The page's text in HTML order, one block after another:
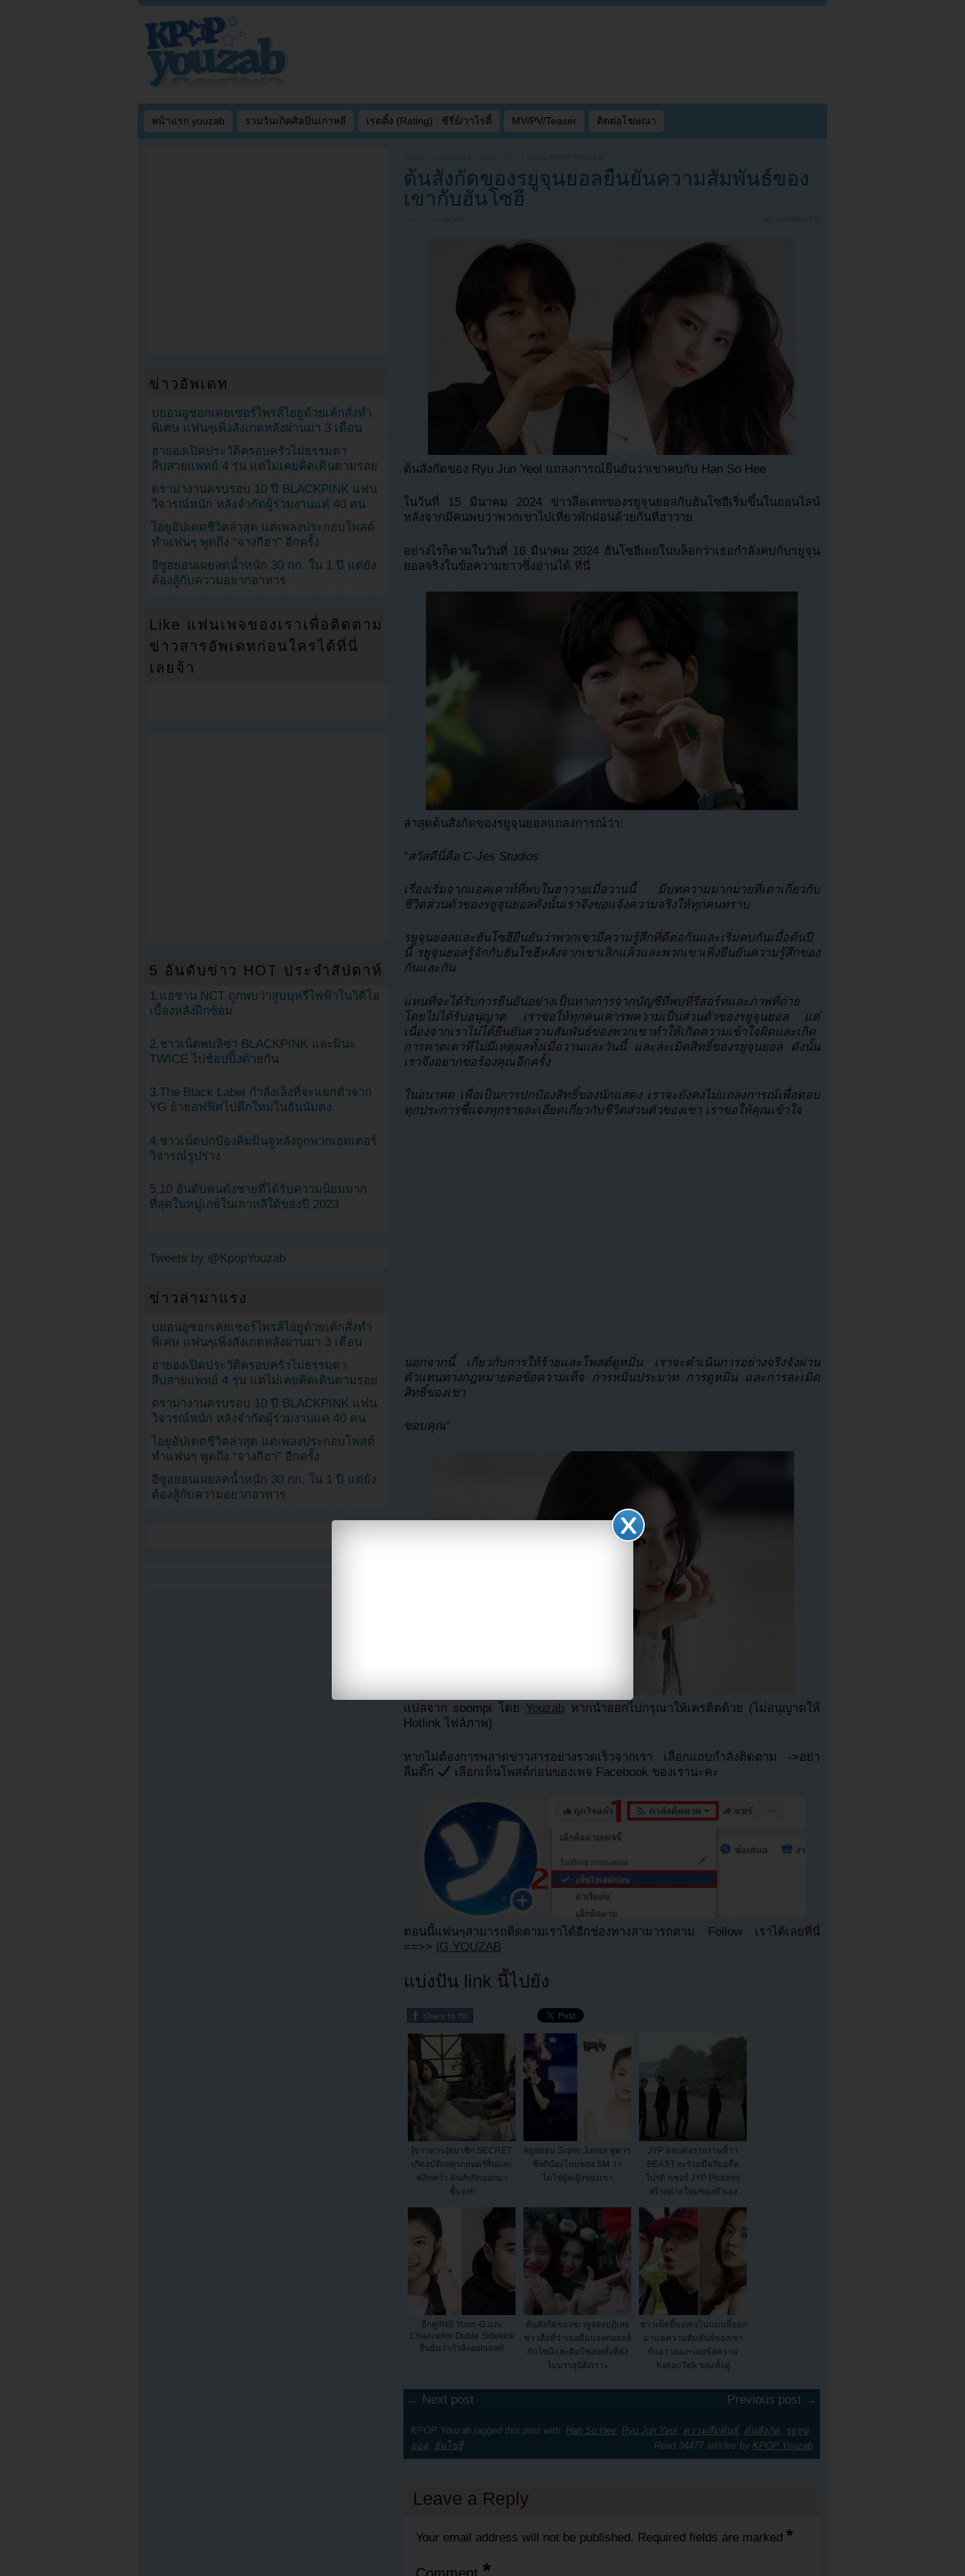
หน้าแรก youzab รวมวันเกิดศิลปินเกาหลี เรตติ้ง (Rating) : ซีรี่ย์/วาไรตี้ MV/PV/Teaser ติดต่อโฆษณา
KPOP YOUZAB
ต้นสังกัดของรยูจุนยอลยืนยันความสัมพันธ์ของ
เขากับฮันโซฮี
NEWS NO COMMENTS
ต้นสังกัดของ Ryu Jun Yeol แถลงการณ์ยืนยันว่าเขาคบกับ Han So Hee
ในวันที่ 15 มีนาคม 2024 ข่าวลือเดทของรยูจุนยอลกับฮันโซฮีเริ่มขึ้นในออนไลน์
หลังจากมีคนพบว่าพวกเขาไปเที่ยวพักผ่อนด้วยกันที่ฮาวาย
อย่างไรก็ตามในวันที่ 16 มีนาคม 2024 ฮันโซฮีเผยในบล็อกว่าเธอกำลังคบกับรยูจุน
ยอลจริงในข้อความยาวซึ่งอ่านได้ ที่นี่
ล่าสุดต้นสังกัดของรยูจุนยอลแถลงการณ์ว่า:
“สวัสดีนี่คือ C-Jes Studios
เรื่องเริ่มจากแอคเคาท์ที่พบในฮาวายเมื่อวานนี้ มีบทความมากมายที่เดาเกี่ยวกับ
ชีวิตส่วนตัวของรยูจุนยอลดังนั้นเราจึงขอแจ้งความจริงให้ทุกคนทราบ
รยูจุนยอลและฮันโซฮียืนยันว่าพวกเขามีความรู้สึกที่ดีต่อกันและเริ่มคบกันเมื่อต้นปี
นี้ รยูจุนยอลรู้จักกับฮันโซฮีหลังจากเขาเลิกแล้วและพวกเขาเพิ่งยืนยันความรู้สึกของ
กันและกัน
แทนที่จะได้รับการยืนยันอย่างเป็นทางการจากบัญชีที่พบที่รีสอร์ทและภาพที่ถ่าย
โดยไม่ได้รับอนุญาต เราขอให้ทุกคนเคารพความเป็นส่วนตัวของรยูจุนยอล แต่
เนื่องจากเราไม่ได้ยืนยันความสัมพันธ์ของพวกเขาทำให้เกิดความเข้าใจผิดและเกิด
การคาดเดาที่ไม่มีเหตุผลทั้งเมื่อวานและวันนี้ และละเมิดสิทธิ์ของรยูจุนยอล ดังนั้น
เราจึงอยากขอร้องคุณอีกครั้ง
ในอนาคต เพื่อเป็นการปกป้องสิทธิ์ของนักแสดง เราจะยังคงไม่แถลงการณ์เพื่อตอบ
ทุกประการชี้แจงทุกรายละเอียดเกี่ยวกับชีวิตส่วนตัวของเขา เราขอให้คุณเข้าใจ
นอกจากนี้ เกี่ยวกับการให้ร้ายและโพสต์ดูหมิ่น เราจะดำเนินการอย่างจริงจังผ่าน
ตัวแทนทางกฎหมายต่อข้อความเท็จ การหมิ่นประมาท การดูหมิ่น และการละเมิด
สิทธิ์ของเขา
ขอบคุณ”
แปลจาก soompi โดย Youzab หากนำออกไปกรุณาให้เครดิตด้วย (ไม่อนุญาตให้
Hotlink ไฟล์ภาพ)
หากไม่ต้องการพลาดข่าวสารอย่างรวดเร็วจากเรา เลือกแถบกำลังติดตาม ->อย่า
ลืมติ๊ก
เลือกเห็นโพสต์ก่อนของเพจ Facebook ของเรานะคะ
ตอนนี้แฟนๆสามารถติดตามเราได้อีกช่องทางสามารถตาม Follow เราได้เลยที่นี่
==>> IG YOUZAB
แบ่งปัน link นี้ไปยัง
[ข่าวด่วน]สมาชิก SECRET
เกิดอุบัติเหตุรถยนตร์ลื่นและ
พลิกคว่ำ ต้นสังกัดออกมา
ชี้แจง!!
คยูฮยอน Super Junior พูดว่า
ซึลกิน้องใหม่ของ SM ว่า
ไม่ใช่ผู้หญิงของเขา
JYP ตอบต่อรายงานที่ว่า
BEAST จะร่วมมือกับอดีต
โปรดิวเซอร์ JYP Pictures
สร้างค่ายใหม่ของตัวเอง
อีกคู่!!NS Yoon-G และ
Chancellor Duble Sidekick
ยืนยันว่ากำลังออกเดท!!
ต้นสังกัดของชเวยูจองปฏิเสธ
ข่าวลือที่ว่าเธอดื่มแอลกอฮอล์
กับโซมีและคิมโซฮเยทั้งที่ยัง
ไม่บรรลุนิติภาวะ
ชาวเน็ตยี้แอลเจไม่แมนที่ออก
มาแฉความสัมพันธ์ของเขา
กับฮวายอง+เผยข้อความ
KakaoTalk ของทั้งคู่
← Next post Previous post →
KPOP Youzab tagged this post with: Han So Hee Ryu Jun Yeol ความสัมพันธ์, ต้นสังกัด
รยูจุน
ยอล
ฮันโซฮี Read 34477 articles by KPOP Youzab
Leave a Reply
Your email address will not be published. Required fields are marked *
*
ข่าวอัพเดท
บยอนอูซอกเคยเซอร์ไพรส์ไอยูด้วยเค้กสั่งทำ
พิเศษ แฟนๆเพิ่งสังเกตหลังผ่านมา 3 เดือน
ฮายองเปิดประวัติครอบครัวไม่ธรรมดา
สืบสายแพทย์ 4 รุ่น แต่ไม่เคยคิดเดินตามรอย
ดราม่างานครบรอบ 10 ปี BLACKPINK แฟน
วิจารณ์หนัก หลังจำกัดผู้ร่วมงานแค่ 40 คน
ไอยูอัปเดตชีวิตล่าสุด แต่เพลงประกอบโพสต์
ทำแฟนๆ พูดถึง “จางกีฮา” อีกครั้ง
อีซูฮยอนเผยลดน้ำหนัก 30 กก. ใน 1 ปี แต่ยัง
ต้องสู้กับความอยากอาหาร
Like แฟนเพจของเราเพื่อติดตาม
ข่าวสารอัพเดทก่อนใครได้ที่นี่
เลยจ้า
5 อันดับข่าว HOT ประจำสัปดาห์
1.แฮชาน NCT ถูกพบว่าสูบบุหรี่ไฟฟ้าในวิดีโอ
เบื้องหลังฝึกซ้อม
2.ชาวเน็ตพบลิซ่า BLACKPINK และมินะ
TWICE ไปช้อปปิ้งด้วยกัน
3.The Black Label กำลังเล็งที่จะแยกตัวจาก
YG ย้ายอฟฟิศไปตึกใหม่ในฮันนัมดง
4.ชาวเน็ตปกป้องคิมมินจูหลังถูกพวกเฮดเตอร์
วิจารณ์รูปร่าง
5.10 อันดับคนดังชายที่ได้รับความนิยมมาก
ที่สุดในหมู่เกย์ในเกาหลีใต้ของปี 2023
Tweets by @KpopYouzab
ข่าวล่ามาแรง
บยอนอูซอกเคยเซอร์ไพรส์ไอยูด้วยเค้กสั่งทำ
พิเศษ แฟนๆเพิ่งสังเกตหลังผ่านมา 3 เดือน
ฮายองเปิดประวัติครอบครัวไม่ธรรมดา
สืบสายแพทย์ 4 รุ่น แต่ไม่เคยคิดเดินตามรอย
ดราม่างานครบรอบ 10 ปี BLACKPINK แฟน
วิจารณ์หนัก หลังจำกัดผู้ร่วมงานแค่ 40 คน
ไอยูอัปเดตชีวิตล่าสุด แต่เพลงประกอบโพสต์
ทำแฟนๆ พูดถึง “จางกีฮา” อีกครั้ง
อีซูฮยอนเผยลดน้ำหนัก 30 กก. ใน 1 ปี แต่ยัง
ต้องสู้กับความอยากอาหาร